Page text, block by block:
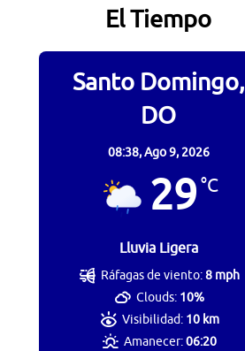
El Tiempo
Santo Domingo,
DO
08:38,Ago 9, 2026
29°C
Lluvia Ligera
Ráfagas de viento:8 mph
Clouds: 10%
Visibilidad: 10 km
Amanecer:06:20